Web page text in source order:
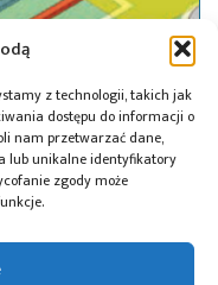
z technologii, takich jak
dostępu do informacji o
nam przetwarzać dane,
lub unikalne identyfikatory
zgody może